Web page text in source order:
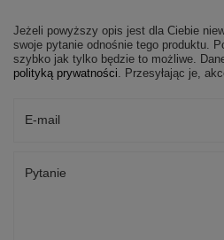
Jeżeli powyższy opis jest dla Ciebie
swoje pytanie odnośnie tego produktu.
szybko jak tylko będzie to możliwe.
polityką prywatności . Przesyłając je,
E-mail
Pytanie